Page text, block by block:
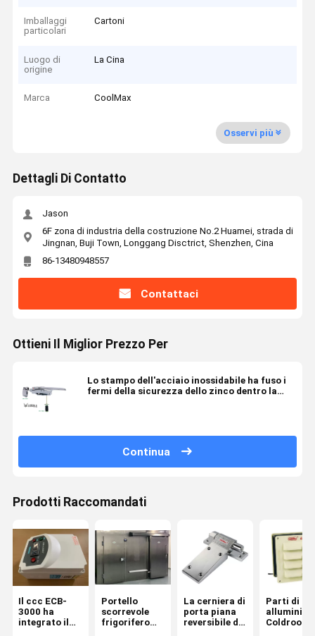
Imballaggi
particolari
Cartoni
Luogo di
origine
La Cina
Marca CoolMax
Osservi più
Dettagli Di Contatto
Jason
6F zona di industria della costruzione No.2 Huamei, strada di
Jingnan, Buji Town, Longgang Disctrict, Shenzhen, Cina
86-13480948557
Contattaci
Ottieni Il Miglior Prezzo Per
Lo stampo dell'acciaio inossidabile ha fuso i
fermi della sicurezza dello zinco dentro la
Continua
Prodotti Raccomandati
Il ccc ECB-
3000 ha
integrato il
Portello
scorrevole
frigorifero
La cerniera di
porta piana
reversibile di
Parti di
alluminio
Coldroom